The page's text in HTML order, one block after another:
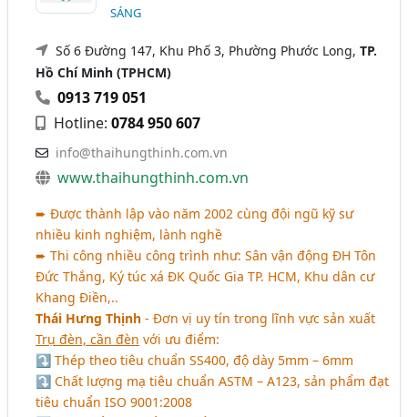
SÁNG
Số 6 Đường 147, Khu Phố 3, Phường Phước Long,TP.
Hồ Chí Minh (TPHCM)
0913 719 051
Hotline:0784 950 607
info@thaihungthinh.com.vn
www.thaihungthinh.com.vn
➨ Được thành lập vào năm 2002 cùng đội ngũ kỹ sư
nhiều kinh nghiệm, lành nghề
➨ Thi công nhiều công trình như: Sân vận động ĐH Tôn
Đức Thắng, Ký túc xá ĐK Quốc Gia TP. HCM, Khu dân cư
Khang Điền,..
Thái Hưng Thịnh - Đơn vị uy tín trong lĩnh vực sản xuất
Trụ đèn, cần đèn với ưu điểm:
⤵ Thép theo tiêu chuẩn SS400, độ dày 5mm – 6mm
⤵ Chất lượng mạ tiêu chuẩn ASTM – A123, sản phẩm đạt
tiêu chuẩn ISO 9001:2008